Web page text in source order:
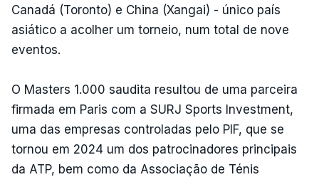
Canadá (Toronto) e China (Xangai) - único país
asiático a acolher um torneio, num total de nove
eventos.
O Masters 1.000 saudita resultou de uma parceira
firmada em Paris com a SURJ Sports Investment,
uma das empresas controladas pelo PIF, que se
tornou em 2024 um dos patrocinadores principais
da ATP, bem como da Associação de Ténis